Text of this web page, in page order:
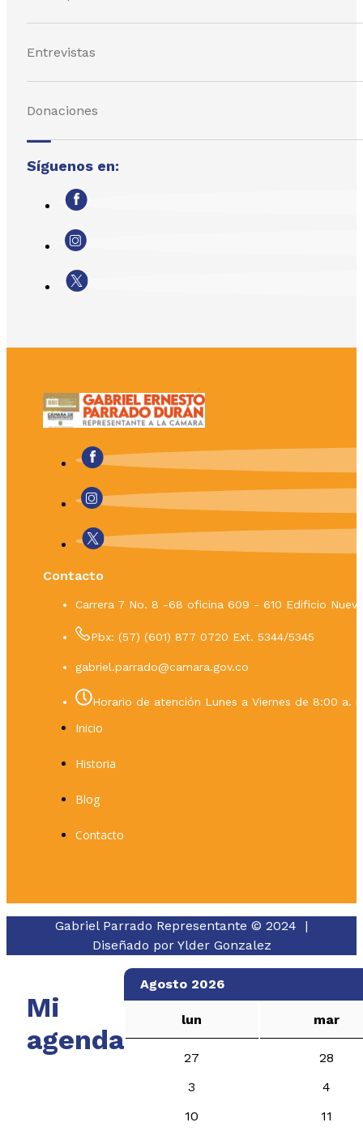
Entrevistas
Donaciones
Síguenos en:
Contacto
Carrera 7 No. 8 -68 oficina 609 - 610 Edificio
Pbx: (57) (601) 877 0720 Ext. 5344/5345
gabriel.parrado@camara.gov.co
Horario de atención Lunes a Viernes de 8:00 a.
Inicio
Historia
Blog
Contacto
Gabriel Parrado Representante © 2024 |
Diseñado por Ylder Gonzalez
Mi
agenda
Agosto 2026
lun mar
27
28
3
4
10
11